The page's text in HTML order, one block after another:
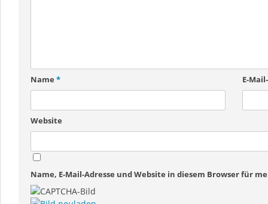
Name * E-
Website
Name, E-Mail-Adresse und Website in diesem Browser für